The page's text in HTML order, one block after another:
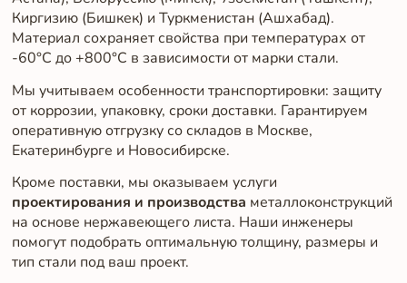
Киргизию (Бишкек) и Туркменистан (Ашхабад).
Материал сохраняет свойства при температурах от
-60°C до +800°C в зависимости от марки стали.
Мы учитываем особенности транспортировки: защиту
от коррозии, упаковку, сроки доставки. Гарантируем
оперативную отгрузку со складов в Москве,
Екатеринбурге и Новосибирске.
Кроме поставки, мы оказываем услуги
проектирования и производства металлоконструкций
на основе нержавеющего листа. Наши инженеры
помогут подобрать оптимальную толщину, размеры и
тип стали под ваш проект.